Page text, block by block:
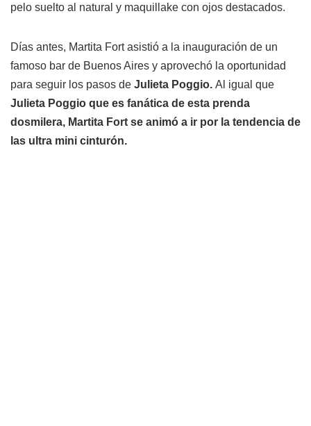
pelo suelto al natural y maquillake con ojos destacados.
Días antes, Martita Fort asistió a la inauguración de un
famoso bar de Buenos Aires y aprovechó la oportunidad
para seguir los pasos de Julieta Poggio. Al igual que
Julieta Poggio que es fanática de esta prenda
dosmilera, Martita Fort se animó a ir por la tendencia de
las ultra mini cinturón.